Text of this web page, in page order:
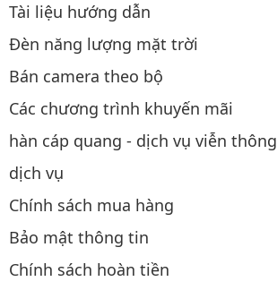
Tài liệu hướng dẫn
Đèn năng lượng mặt trời
Bán camera theo bộ
Các chương trình khuyến mãi
hàn cáp quang - dịch vụ viễn thông
dịch vụ
Chính sách mua hàng
Bảo mật thông tin
Chính sách hoàn tiền